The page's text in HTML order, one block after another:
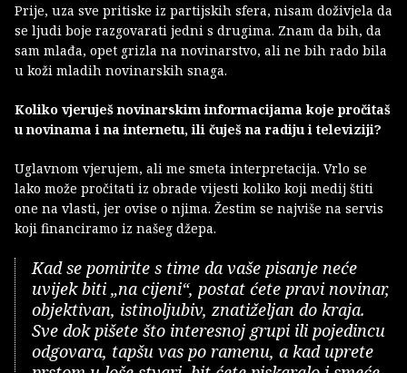
Prije, uza sve pritiske iz partijskih sfera, nisam doživjela da
se ljudi boje razgovarati jedni s drugima. Znam da bih, da
sam mlađa, opet grizla na novinarstvo, ali ne bih rado bila
u koži mladih novinarskih snaga.
Koliko vjeruješ novinarskim informacijama koje pročitaš
u novinama i na internetu, ili čuješ na radiju i televiziji?
Uglavnom vjerujem, ali me smeta interpretacija. Vrlo se
lako može pročitati iz obrade vijesti koliko koji medij štiti
one na vlasti, jer ovise o njima. Žestim se najviše na servis
koji financiramo iz našeg džepa.
Kad se pomirite s time da vaše pisanje neće
uvijek biti „na cijeni“, postat ćete pravi novinar,
objektivan, istinoljubiv, znatiželjan do kraja.
Sve dok pišete što interesnoj grupi ili pojedincu
odgovara, tapšu vas po ramenu, a kad uprete